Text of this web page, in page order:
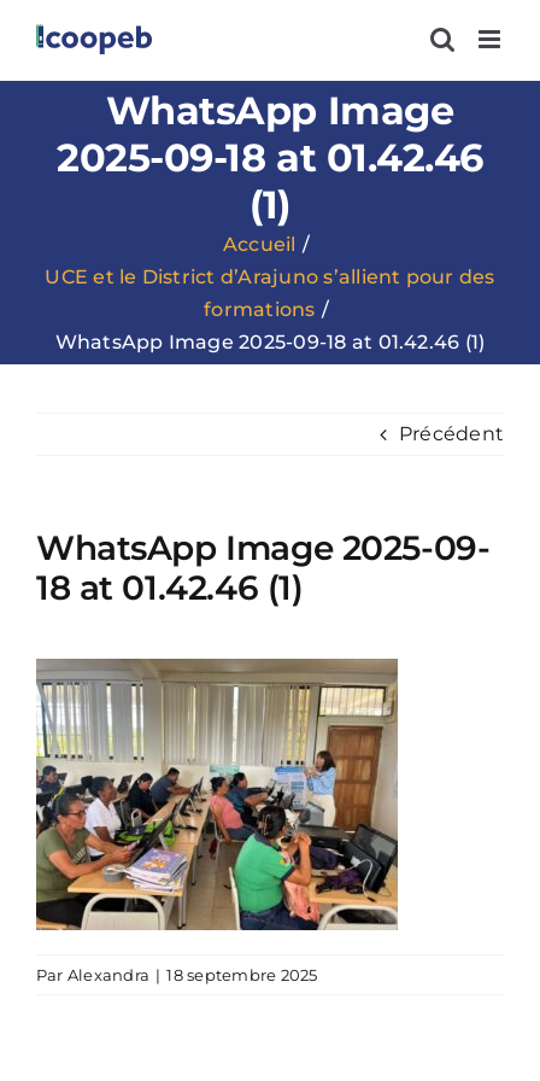
contenu
WhatsApp Image
2025-09-18 at 01.42.46
(1)
Accueil
UCE et le District d’Arajuno s’allient pour des
formations
WhatsApp Image 2025-09-18 at 01.42.46 (1)
Précédent
WhatsApp Image 2025-09-
18 at 01.42.46 (1)
Par Alexandra | 18 septembre 2025